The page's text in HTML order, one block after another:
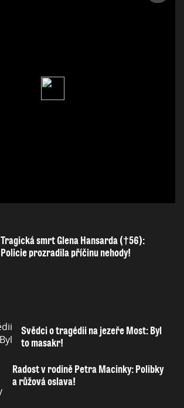
Tragická smrt Glena Hansarda (†56):
Policie prozradila příčinu nehody!
Svědci o tragédii na jezeře Most: Byl
to masakr!
Radost v rodině Petra Macinky: Polibky
a růžová oslava!